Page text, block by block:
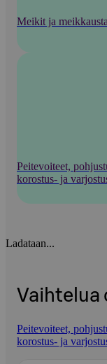
Meikit ja
Peitevoiteet,
korostus- ja
Ladataan...
Vaihtelua
Peitevoiteet,
korostus- ja